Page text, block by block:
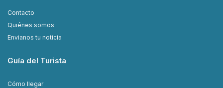
Contacto
Quiénes somos
Envianos tu noticia
Guía del Turista
Cómo llegar